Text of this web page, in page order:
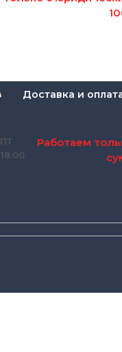
Доставка и
Работаем